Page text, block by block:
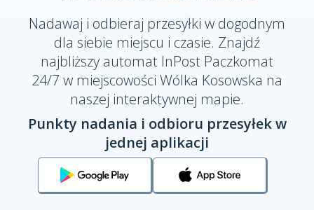
Nadawaj i odbieraj przesyłki w dogodnym
dla siebie miejscu i czasie. Znajdź
najbliższy automat InPost Paczkomat
24/7 w miejscowości Wólka Kosowska na
naszej interaktywnej mapie.
Punkty nadania i odbioru przesyłek w
jednej aplikacji